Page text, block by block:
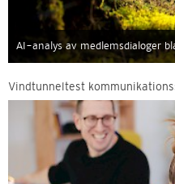
AI-analys av medlemsdialoger
Vindtunneltest